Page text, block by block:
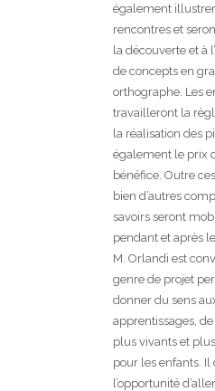
également
rencontres et
la découverte et à
de concepts en
orthographe. Les
travailleront la
la réalisation des
également le prix
bénéfice. Outre
bien d’autres
savoirs seront
pendant et après
M. Orlandi est
genre de projet
donner du sens
apprentissages,
plus vivants et
pour les enfants. Il
l’opportunité